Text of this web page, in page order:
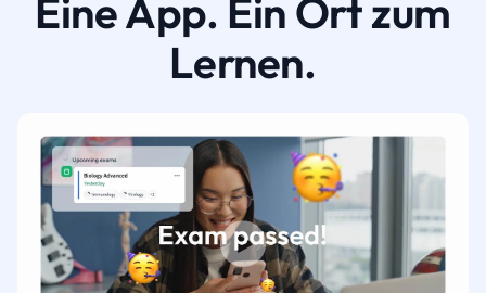
Eine App. Ein Ort zum
Lernen.